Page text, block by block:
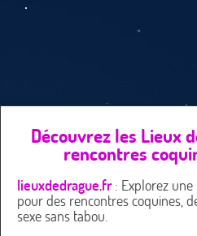
Découvrez les Lieux
rencontres
lieuxdedrague.fr: Explorez
pour des rencontres coquines,
sexe sans tabou.